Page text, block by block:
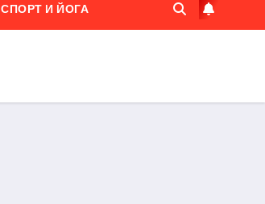
СПОРТ И ЙОГА